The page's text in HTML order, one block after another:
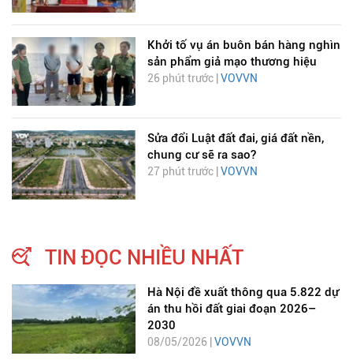
Khởi tố vụ án buôn bán hàng nghìn
sản phẩm giả mạo thương hiệu
26 phút trước | VOVVN
Sửa đổi Luật đất đai, giá đất nền,
chung cư sẽ ra sao?
27 phút trước | VOVVN
TIN ĐỌC NHIỀU NHẤT
Hà Nội đề xuất thông qua 5.822 dự
án thu hồi đất giai đoạn 2026–
2030
08/05/2026 | VOVVN